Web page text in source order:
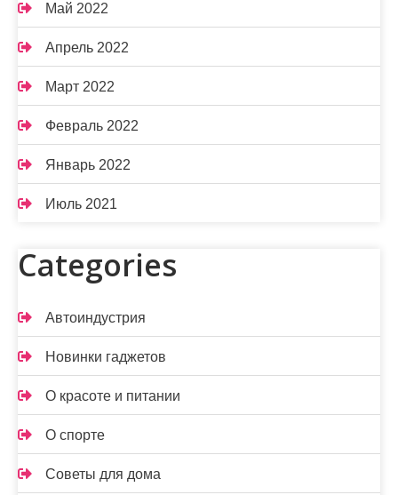
Май 2022
Апрель 2022
Март 2022
Февраль 2022
Январь 2022
Июль 2021
Categories
Автоиндустрия
Новинки гаджетов
О красоте и питании
О спорте
Советы для дома